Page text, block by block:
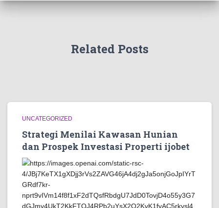
Related Posts
UNCATEGORIZED
Strategi Menilai Kawasan Hunian
dan Prospek Investasi Properti ijobet